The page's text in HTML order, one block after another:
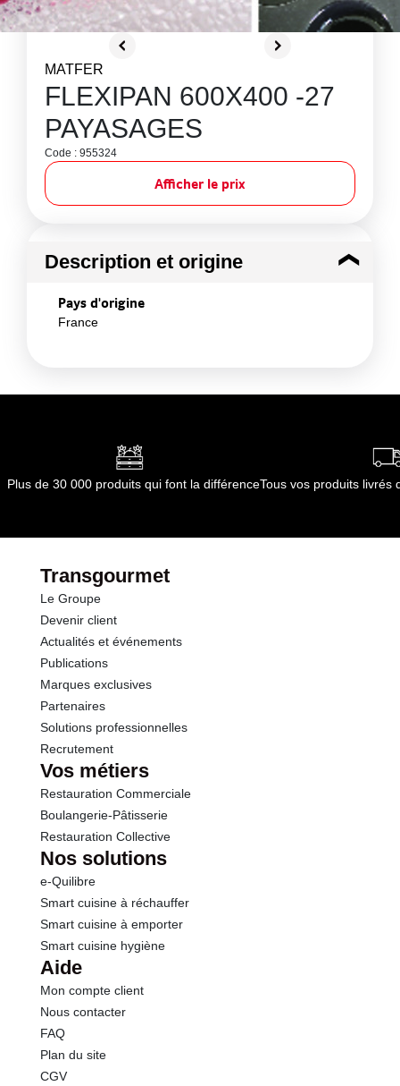
MATFER
FLEXIPAN 600X400 -27
PAYASAGES
Code : 955324
Afficher le prix
Description et origine
Pays d'origine
France
Plus de 30 000 produits qui font la différenceTous vos produits livrés
Transgourmet
Le Groupe
Devenir client
Actualités et événements
Publications
Marques exclusives
Partenaires
Solutions professionnelles
Recrutement
Vos métiers
Restauration Commerciale
Boulangerie-Pâtisserie
Restauration Collective
Nos solutions
e-Quilibre
Smart cuisine à réchauffer
Smart cuisine à emporter
Smart cuisine hygiène
Aide
Mon compte client
Nous contacter
FAQ
Plan du site
CGV